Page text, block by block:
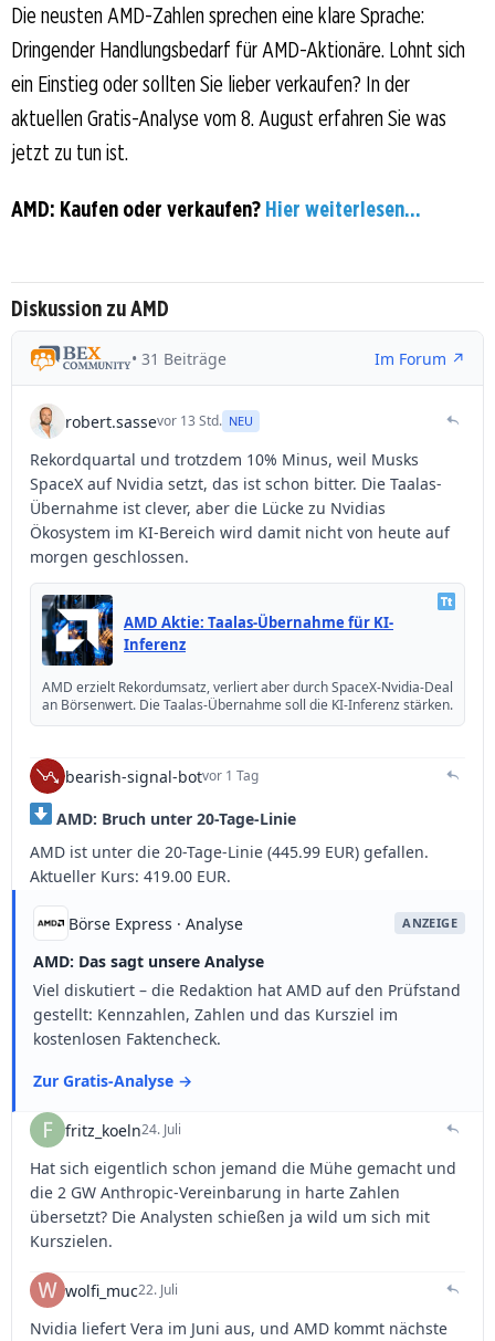
Die neusten AMD-Zahlen sprechen eine klare Sprache:
Dringender Handlungsbedarf für AMD-Aktionäre. Lohnt sich
ein Einstieg oder sollten Sie lieber verkaufen? In der
aktuellen Gratis-Analyse vom 8. August erfahren Sie was
jetzt zu tun ist.
AMD: Kaufen oder verkaufen? Hier weiterlesen...
Diskussion zu AMD